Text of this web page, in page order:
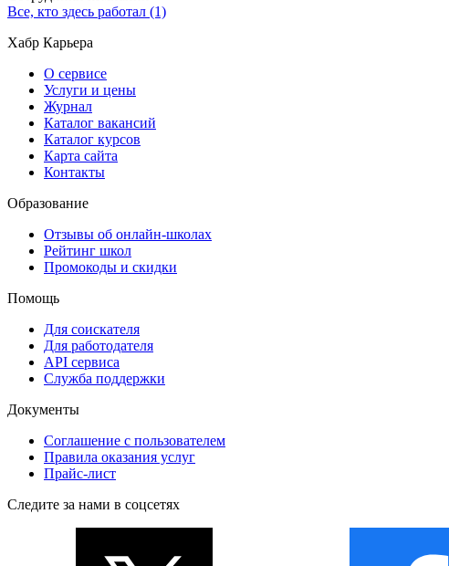
Все, кто здесь работал (1)
Хабр Карьера
О сервисе
Услуги и цены
Журнал
Каталог вакансий
Каталог курсов
Карта сайта
Контакты
Образование
Отзывы об онлайн-школах
Рейтинг школ
Промокоды и скидки
Помощь
Для соискателя
Для работодателя
API сервиса
Служба поддержки
Документы
Соглашение с пользователем
Правила оказания услуг
Прайс-лист
Следите за нами в соцсетях